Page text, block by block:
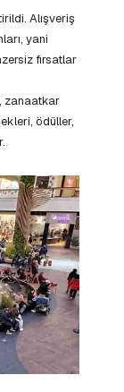
Alışveriş
yani
fırsatlar
zanaatkar
ödüller,